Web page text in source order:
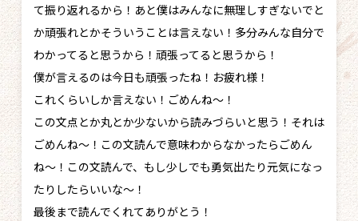
て振り返れるから！あと僕はみんなに無理しすぎないでと
か頑張れとかそういうことは言えない！多分みんな自分で
わかってると思うから！頑張ってると思うから！
僕が言えるのは今日も頑張ったね！お疲れ様！
これくらいしか言えない！ごめんね〜！
この文点とか丸とか少ないから読みづらいと思う！それは
ごめんね〜！この文読んで意味わからなかったらごめん
ね〜！この文読んで、もし少しでも勇気出たり元気になっ
たりしたらいいな〜！
最後まで読んでくれてありがとう！